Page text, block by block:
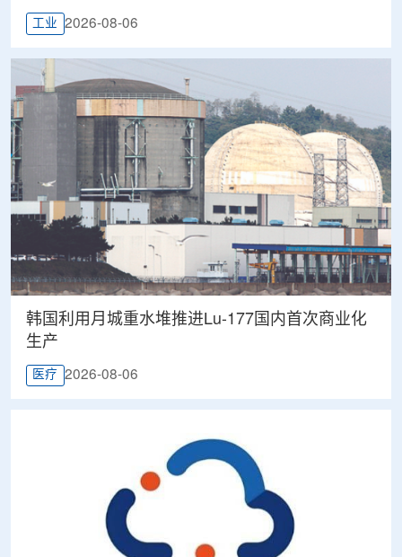
工业 2026-08-06
韩国利用月城重水堆推进Lu-177国内首次商业化
生产
医疗 2026-08-06